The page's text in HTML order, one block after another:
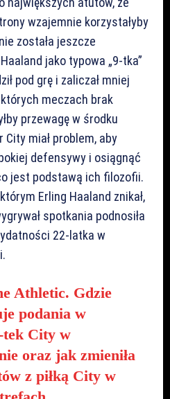
wzajemnie korzystałyby
została jeszcze
jako typowa „9-tka”
pod grę i zaliczał mniej
meczach brak
przewagę w środku
City miał problem, aby
defensywy i osiągnąć
jest podstawą ich filozofii.
Erling Haaland znikał,
spotkania podnosiła
22-latka w
Athletic. Gdzie
podania w
tek City w
oraz jak zmieniła
z piłką City w